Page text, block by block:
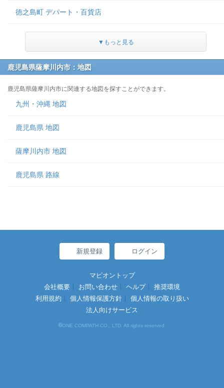
徳之島町 デパート・百貨店
▼もっと見る
鹿児島県薩摩川内市：地図
鹿児島県薩摩川内市に関連する地図を探すことができます。
九州・沖縄 地図
鹿児島県 地図
薩摩川内市 地図
鹿児島県 路線
新規登録 ログイン
マピオントップ
会社概要
お問い合わせ ヘルプ
推奨環境
利用規約
個人情報保護方針
個人情報の取り扱い
法人向けサービス
©ONE COMPATH CO., LTD. All rights reserved.